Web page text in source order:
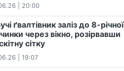
| 20:00
ґвалтівник заліз до 8-річної
через вікно, розірвавши
сітку
| 19:07